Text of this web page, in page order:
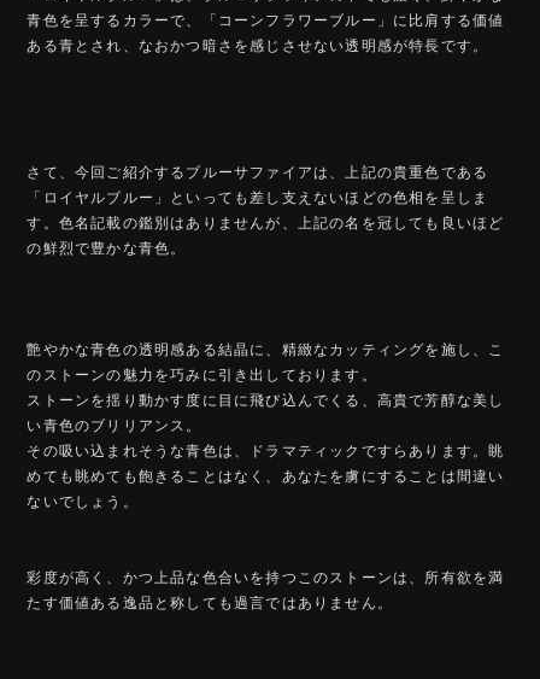
青色を呈するカラーで、「コーンフラワーブルー」に比肩する価値
ある青とされ、なおかつ暗さを感じさせない透明感が特長です。
さて、今回ご紹介するブルーサファイアは、上記の貴重色である
「ロイヤルブルー」といっても差し支えないほどの色相を呈しま
す。色名記載の鑑別はありませんが、上記の名を冠しても良いほど
の鮮烈で豊かな青色。
艶やかな青色の透明感ある結晶に、精緻なカッティングを施し、こ
のストーンの魅力を巧みに引き出しております。
ストーンを揺り動かす度に目に飛び込んでくる、高貴で芳醇な美し
い青色のブリリアンス。
その吸い込まれそうな青色は、ドラマティックですらあります。眺
めても眺めても飽きることはなく、あなたを虜にすることは間違い
ないでしょう。
彩度が高く、かつ上品な色合いを持つこのストーンは、所有欲を満
たす価値ある逸品と称しても過言ではありません。